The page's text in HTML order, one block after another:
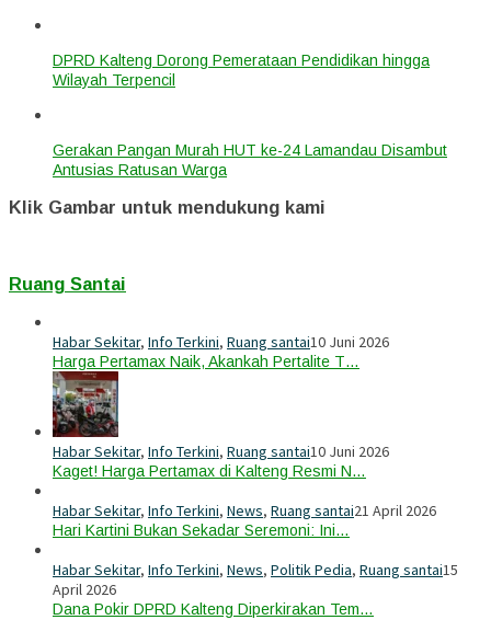
DPRD Kalteng Dorong Pemerataan Pendidikan hingga
Wilayah Terpencil
Gerakan Pangan Murah HUT ke-24 Lamandau Disambut
Antusias Ratusan Warga
Klik Gambar untuk mendukung kami
Ruang Santai
Habar Sekitar, Info Terkini, Ruang santai10 Juni 2026
Harga Pertamax Naik, Akankah Pertalite T…
Habar Sekitar, Info Terkini, Ruang santai10 Juni 2026
Kaget! Harga Pertamax di Kalteng Resmi N…
Habar Sekitar, Info Terkini, News, Ruang santai21 April 2026
Hari Kartini Bukan Sekadar Seremoni: Ini…
Habar Sekitar, Info Terkini, News, Politik Pedia, Ruang santai15
April 2026
Dana Pokir DPRD Kalteng Diperkirakan Tem…